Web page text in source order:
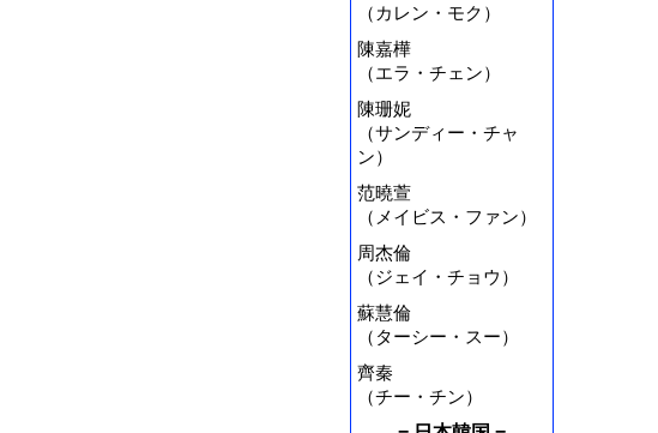
（カレン・モク）
陳嘉樺
（エラ・チェン）
陳珊妮
（サンディー・チャ
ン）
范曉萱
（メイビス・ファン）
周杰倫
（ジェイ・チョウ）
蘇慧倫
（ターシー・スー）
齊秦
（チー・チン）